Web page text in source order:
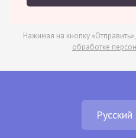
Нажимая на кнопку
обработке